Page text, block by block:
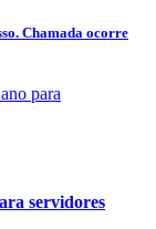
Chamada ocorre
servidores